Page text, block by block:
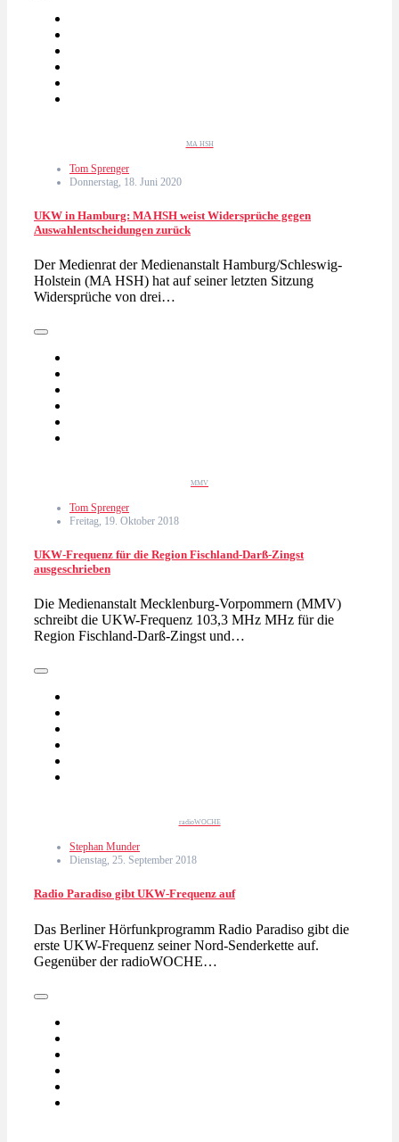
MA HSH
Tom Sprenger
Donnerstag, 18. Juni 2020
UKW in Hamburg: MA HSH weist Widersprüche gegen
Auswahlentscheidungen zurück
Der Medienrat der Medienanstalt Hamburg/Schleswig-
Holstein (MA HSH) hat auf seiner letzten Sitzung
Widersprüche von drei…
MMV
Tom Sprenger
Freitag, 19. Oktober 2018
UKW-Frequenz für die Region Fischland-Darß-Zingst
ausgeschrieben
Die Medienanstalt Mecklenburg-Vorpommern (MMV)
schreibt die UKW-Frequenz 103,3 MHz MHz für die
Region Fischland-Darß-Zingst und…
radioWOCHE
Stephan Munder
Dienstag, 25. September 2018
Radio Paradiso gibt UKW-Frequenz auf
Das Berliner Hörfunkprogramm Radio Paradiso gibt die
erste UKW-Frequenz seiner Nord-Senderkette auf.
Gegenüber der radioWOCHE…